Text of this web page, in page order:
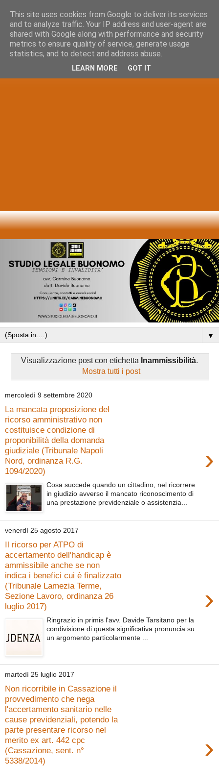
▼
Visualizzazione post con etichetta Inammissibilità.
Mostra tutti i post
mercoledì 9 settembre 2020
La mancata proposizione del
ricorso amministrativo non
costituisce condizione di
proponibilità della domanda
giudiziale (Tribunale Napoli
Nord, ordinanza R.G.
1094/2020)
›
Cosa succede quando un cittadino, nel ricorrere
in giudizio avverso il mancato riconoscimento di
una prestazione previdenziale o assistenzia...
venerdì 25 agosto 2017
Il ricorso per ATPO di
accertamento dell'handicap è
ammissibile anche se non
indica i benefici cui è finalizzato
(Tribunale Lamezia Terme,
Sezione Lavoro, ordinanza 26
luglio 2017)
›
Ringrazio in primis l'avv. Davide Tarsitano per la
condivisione di questa significativa pronuncia su
un argomento particolarmente ...
martedì 25 luglio 2017
Non ricorribile in Cassazione il
provvedimento che nega
l'accertamento sanitario nelle
cause previdenziali, potendo la
parte presentare ricorso nel
merito ex art. 442 cpc
(Cassazione, sent. n°
5338/2014)
›
This site uses cookies from Google to deliver its services
and to analyze traffic. Your IP address and user-agent are
shared with Google along with performance and security
metrics to ensure quality of service, generate usage
statistics, and to detect and address abuse.
LEARN MORE GOT IT